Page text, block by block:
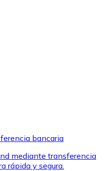
efectivo en tu tienda más
para comprar
bancaria
mediante transferencia
rápida y segura.